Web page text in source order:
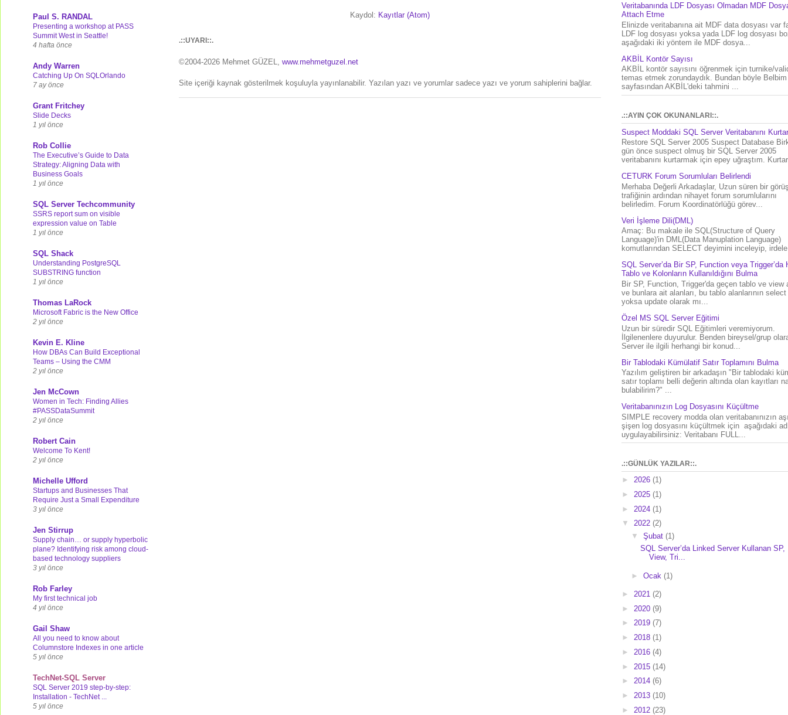
Kaydol: Kayıtlar (Atom)
.::UYARI::.
©2004-2026 Mehmet GÜZEL, www.mehmetguzel.net
Site içeriği kaynak gösterilmek koşuluyla yayınlanabilir. Yazılan yazı ve yorumlar sadece yazı ve yorum sahiplerini bağlar.
Paul S. RANDAL
Presenting a workshop at PASS
Summit West in Seattle!
4 hafta önce
Andy Warren
Catching Up On SQLOrlando
7 ay önce
Grant Fritchey
Slide Decks
1 yıl önce
Rob Collie
The Executive’s Guide to Data
Strategy: Aligning Data with
Business Goals
1 yıl önce
SQL Server Techcommunity
SSRS report sum on visible
expression value on Table
1 yıl önce
SQL Shack
Understanding PostgreSQL
SUBSTRING function
1 yıl önce
Thomas LaRock
Microsoft Fabric is the New Office
2 yıl önce
Kevin E. Kline
How DBAs Can Build Exceptional
Teams – Using the CMM
2 yıl önce
Jen McCown
Women in Tech: Finding Allies
#PASSDataSummit
2 yıl önce
Robert Cain
Welcome To Kent!
2 yıl önce
Michelle Ufford
Startups and Businesses That
Require Just a Small Expenditure
3 yıl önce
Jen Stirrup
Supply chain… or supply hyperbolic
plane? Identifying risk among cloud-
based technology suppliers
3 yıl önce
Rob Farley
My first technical job
4 yıl önce
Gail Shaw
All you need to know about
Columnstore Indexes in one article
5 yıl önce
TechNet-SQL Server
SQL Server 2019 step-by-step:
Installation - TechNet ...
5 yıl önce
Veritabanında LDF Dosyası Olmadan MDF
Attach Etme
Elinizde veritabanına ait MDF data dosyası var
LDF log dosyası yoksa yada LDF log dosyası
aşağıdaki iki yöntem ile MDF dosya...
AKBİL Kontör Sayısı
AKBİL kontör sayısını öğrenmek için turnike/
temas etmek zorundaydık. Bundan böyle
sayfasından AKBİL'deki tahmini ...
.::AYIN ÇOK OKUNANLARI::.
Suspect Moddaki SQL Server Veritabanını
Restore SQL Server 2005 Suspect Database
gün önce suspect olmuş bir SQL Server 2005
veritabanını kurtarmak için epey uğraştım.
CETURK Forum Sorumluları Belirlendi
Merhaba Değerli Arkadaşlar, Uzun süren bir
trafiğinin ardından nihayet forum sorumlularını
belirledim. Forum Koordinatörlüğü görev...
Veri İşleme Dili(DML)
Amaç: Bu makale ile SQL(Structure of Query
Language)'in DML(Data Manuplation Language)
komutlarından SELECT deyimini inceleyip,
SQL Server’da Bir SP, Function veya Trigger’da
Tablo ve Kolonların Kullanıldığını Bulma
Bir SP, Function, Trigger'da geçen tablo ve view
ve bunlara ait alanları, bu tablo alanlarının
yoksa update olarak mı...
Özel MS SQL Server Eğitimi
Uzun bir süredir SQL Eğitimleri veremiyorum.
İlgilenenlere duyurulur. Benden bireysel/grup
Server ile ilgili herhangi bir konud...
Bir Tablodaki Kümülatif Satır Toplamını Bulma
Yazılım geliştiren bir arkadaşın "Bir tablodaki
satır toplamı belli değerin altında olan kayıtları
bulabilirim?" ...
Veritabanınızın Log Dosyasını Küçültme
SIMPLE recovery modda olan veritabanınızın
şişen log dosyasını küçültmek için aşağıdaki
uygulayabilirsiniz: Veritabanı FULL...
.::GÜNLÜK YAZILAR::.
► 2026 (1)
► 2025 (1)
► 2024 (1)
▼ 2022 (2)
▼ Şubat (1)
SQL Server’da Linked Server Kullanan SP,
View, Tri...
► Ocak (1)
► 2021 (2)
► 2020 (9)
► 2019 (7)
► 2018 (1)
► 2016 (4)
► 2015 (14)
► 2014 (6)
► 2013 (10)
► 2012 (23)